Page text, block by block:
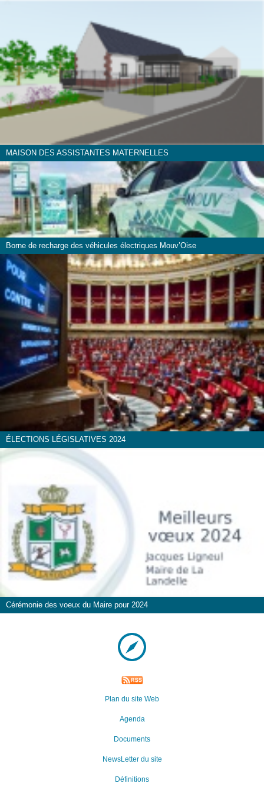
MAISON DES ASSISTANTES MATERNELLES
Borne de recharge des véhicules électriques Mouv’Oise
ÉLECTIONS LÉGISLATIVES 2024
Cérémonie des voeux du Maire pour 2024
Plan du site Web
Agenda
Documents
NewsLetter du site
Définitions